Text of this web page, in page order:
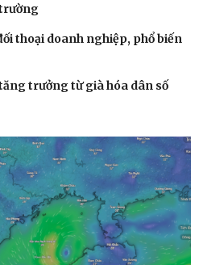
thoại doanh nghiệp, phổ biến
trưởng từ già hóa dân số